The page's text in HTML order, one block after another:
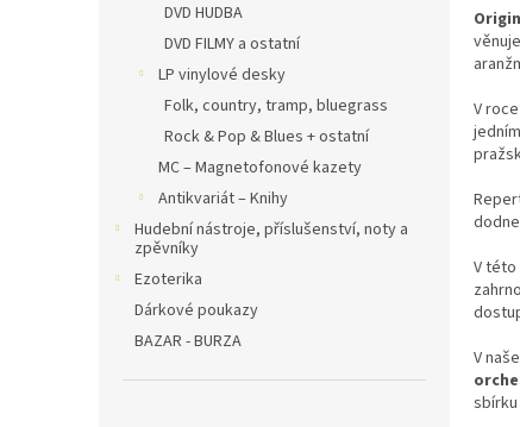
DVD HUDBA
DVD FILMY a ostatní
LP vinylové desky
Folk, country, tramp, bluegrass
Rock & Pop & Blues + ostatní
MC – Magnetofonové kazety
Antikvariát – Knihy
Hudební nástroje, příslušenství, noty a
zpěvníky
Ezoterika
Dárkové poukazy
BAZAR - BURZA
V
V
V